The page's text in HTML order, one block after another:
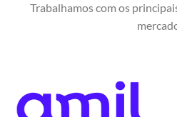
Trabalhamos com os